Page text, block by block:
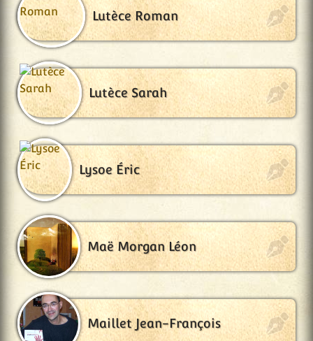
Lutèce Roman
Lutèce Sarah
Lysoe Éric
Maë Morgan Léon
Maillet Jean-François